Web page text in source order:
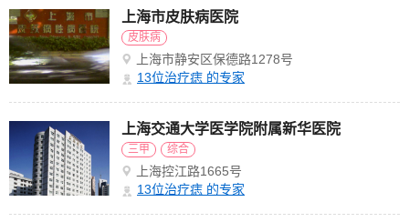
上海市皮肤病医院
皮肤病
上海市静安区保德路1278号
13位治疗痣 的专家
上海交通大学医学院附属新华医院
三甲 综合
上海控江路1665号
13位治疗痣 的专家